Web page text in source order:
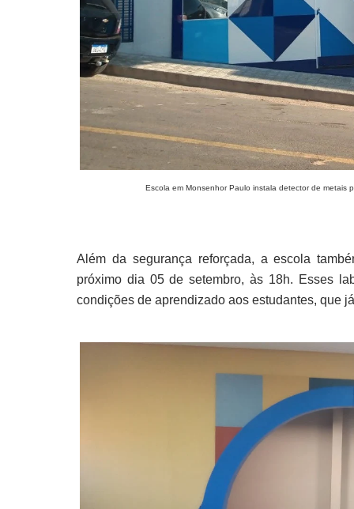
Escola em Monsenhor Paulo instala detector de metais
Além da segurança reforçada, a escola
próximo dia 05 de setembro, às 18h. Esses
condições de aprendizado aos estudantes, que